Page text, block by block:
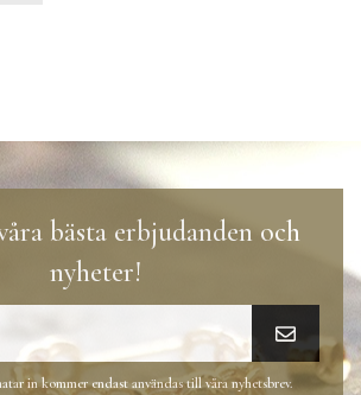
bästa erbjudanden och
nyheter!
in kommer endast användas till våra nyhetsbrev.